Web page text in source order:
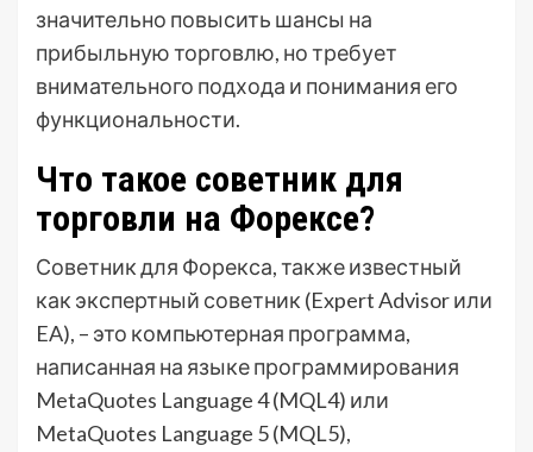
значительно повысить шансы на
прибыльную торговлю, но требует
внимательного подхода и понимания его
функциональности.
Что такое советник для
торговли на Форексе?
Советник для Форекса, также известный
как экспертный советник (Expert Advisor или
EA), – это компьютерная программа,
написанная на языке программирования
MetaQuotes Language 4 (MQL4) или
MetaQuotes Language 5 (MQL5),